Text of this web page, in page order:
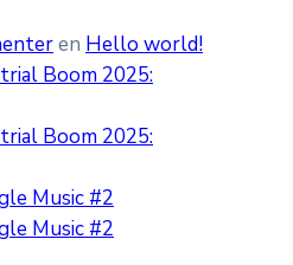
en Hello world!
Boom 2025:
Boom 2025:
Music #2
Music #2